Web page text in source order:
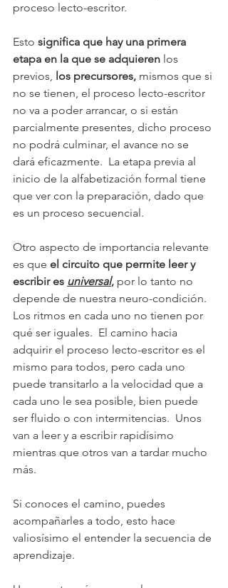
proceso lecto-escritor.
Esto significa que hay una primera
etapa en la que se adquieren los
previos, los precursores, mismos que si
no se tienen, el proceso lecto-escritor
no va a poder arrancar, o si están
parcialmente presentes, dicho proceso
no podrá culminar, el avance no se
dará eficazmente.  La etapa previa al
inicio de la alfabetización formal tiene
que ver con la preparación, dado que
es un proceso secuencial.
Otro aspecto de importancia relevante
es que el circuito que permite leer y
escribir es universal, por lo tanto no
depende de nuestra neuro-condición.
Los ritmos en cada uno no tienen por
qué ser iguales.  El camino hacia
adquirir el proceso lecto-escritor es el
mismo para todos, pero cada uno
puede transitarlo a la velocidad que a
cada uno le sea posible, bien puede
ser fluido o con intermitencias.  Unos
van a leer y a escribir rapidísimo
mientras que otros van a tardar mucho
más.
Si conoces el camino, puedes
acompañarles a todo, esto hace
valiosísimo el entender la secuencia de
aprendizaje.